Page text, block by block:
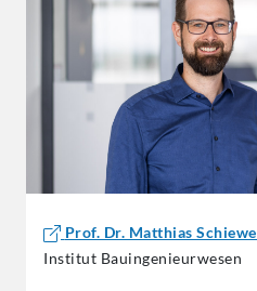
Prof. Dr. Matthias
Institut Bauingenieurwesen